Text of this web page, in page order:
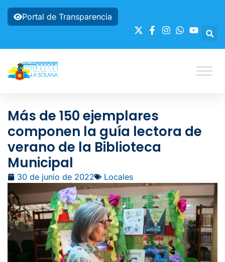
Portal de Transparencia
Más de 150 ejemplares
componen la guía lectora de
verano de la Biblioteca
Municipal
30 de junio de 2022 Locales